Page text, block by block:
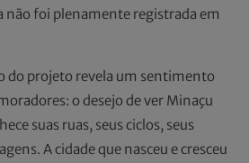
não foi plenamente registrada em
do projeto revela um sentimento
o desejo de ver Minaçu
suas ruas, seus ciclos, seus
A cidade que nasceu e cresceu